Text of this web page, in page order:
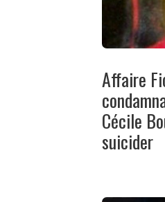
Affaire
Cécile
suicider